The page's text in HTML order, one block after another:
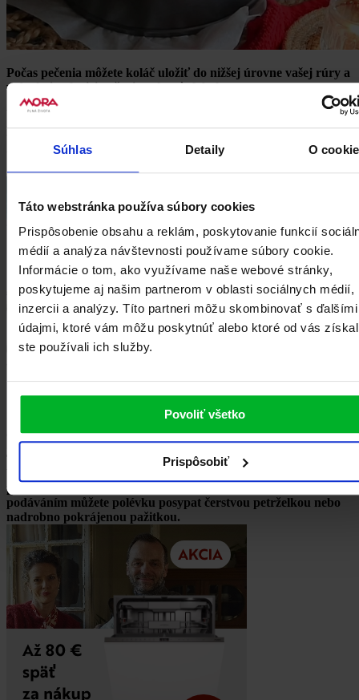
Súhlas Detaily O
Táto webstránka používa súbory cookies
Prispôsobenie obsahu a reklám, poskytovanie funkcií
médií a analýza návštevnosti používame súbory cookie.
Informácie o tom, ako využívame naše webové stránky,
poskytujeme aj našim partnerom v oblasti sociálnych médií,
inzercii a analýzy. Títo partneri môžu skombinovať s ďalšími
údajmi, ktoré vám môžu poskytnúť alebo ktoré od vás
ste používali ich služby.
Povoliť všetko
Prispôsobiť
Počas pečenia môžete koláč uložiť do nižšej úrovne vašej rúry a
v druhej polovici pečenia zakryť alobalom.
Upečený koláč nechajte dôjsť v otvorenej rúre a neskôr ho
pred podávaním ešte uložte na chvíľu do chladničky.
Užite si tú skvelú aromatickú chuť!
TIPY A RADY: pro zajímavější chuť můžete uvařené
podávat třeba s domácím kváskovým chlebem. Před
podáváním můžete polévku posypat čerstvou petrželkou nebo
nadrobno pokrájenou pažitkou.